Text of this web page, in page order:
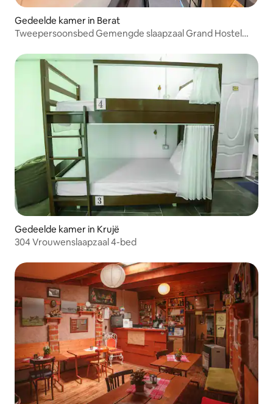
Gedeelde kamer in Berat
Tweepersoonsbed Gemengde slaapzaal Grand Hostel
Gedeelde kamer in Krujë
304 Vrouwenslaapzaal 4-bed